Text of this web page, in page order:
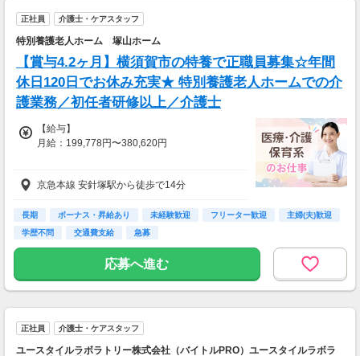
・所要時間：1～2時間
★今だけ！お得なキャンペーン実施中★
電話セミナーに参加 & モニター応募完了で、A
mazonギフトカード2,000円分をプレゼント！
正社員 介護士・ケアスタッフ
特別養護老人ホーム 塚山ホーム
【賞与4.2ヶ月】横須賀市の特養で正職員募集☆年間
休日120日でお休み充実★ 特別養護老人ホームでの介
護業務／初任者研修以上／介護士
【給与】
月給：199,778円〜380,620円
【諸手当】
特殊業務手当：20,000～25,000円
調整手当：22,078～32,620円（基本給の1
4％）
資格手当（その他資格）：3,000～25,000円
住宅手当：上限20,000円
夜勤手当：5,000円／回
勤務評価手当：上限144,000円／年（賞与の際
に支給）
京急本線 安針塚駅から徒歩で14分
長期 ボーナス・昇給あり 未経験歓迎 フリーター歓迎
主婦(夫)歓迎
学歴不問
交通費支給 急募
応募へ進む
正社員 介護士・ケアスタッフ
ユースタイルラボラトリー株式会社（バイトルPRO）ユースタイルラボラ